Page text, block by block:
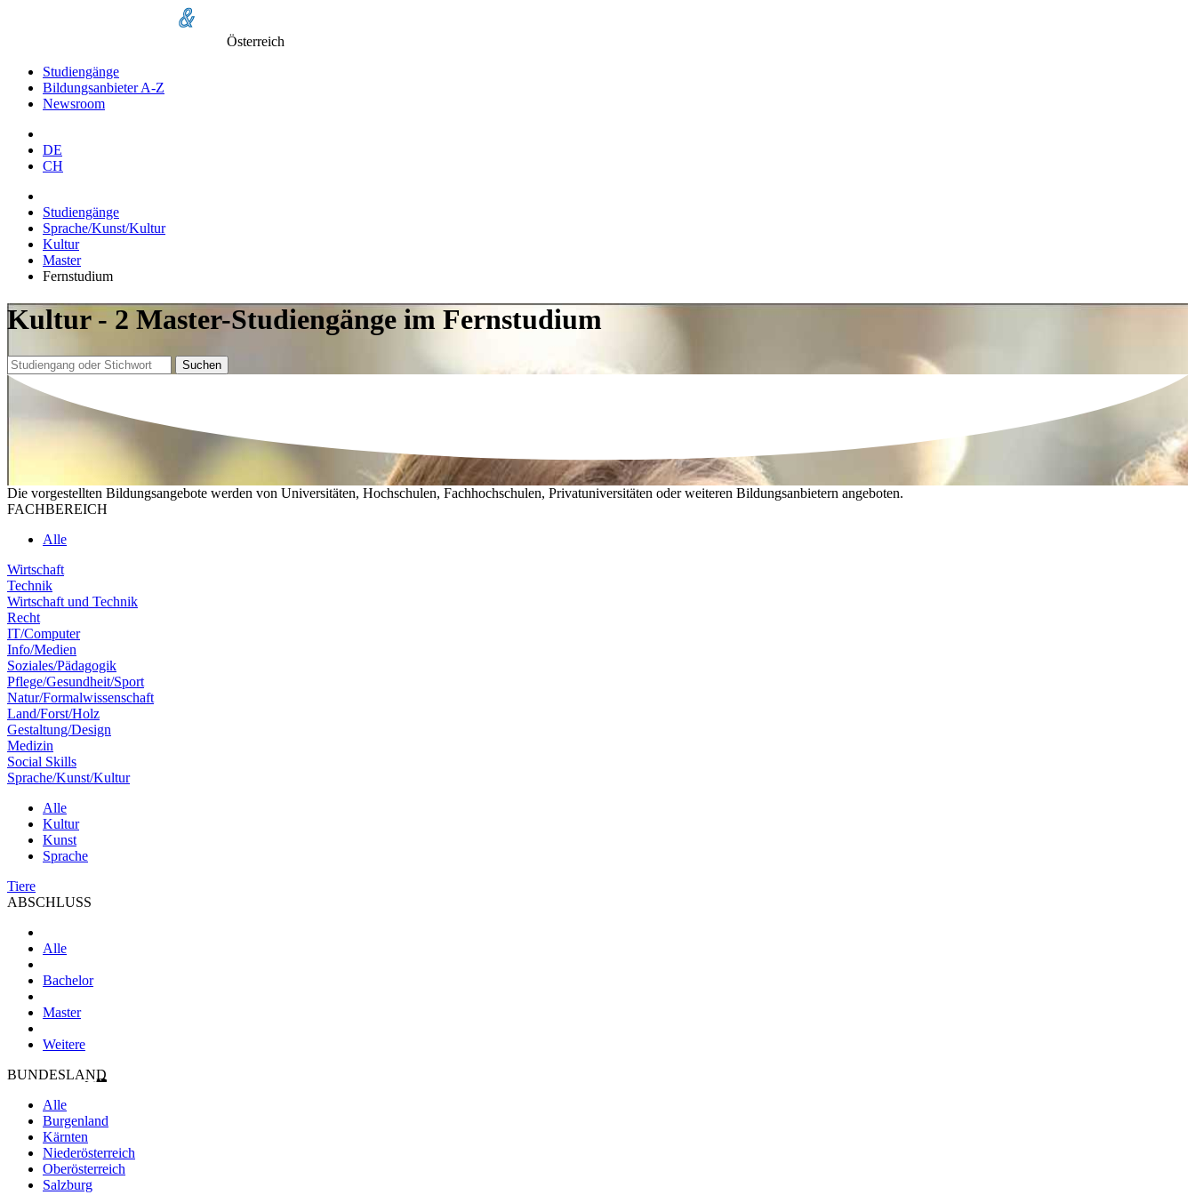
Österreich
Studiengänge
Bildungsanbieter A-Z
Newsroom
DE
CH
Studiengänge
Sprache/Kunst/Kultur
Kultur
Master
Fernstudium
Kultur - 2 Master-Studiengänge im Fernstudium
Suchen
Die vorgestellten Bildungsangebote werden von Universitäten, Hochschulen, Fachhochschulen, Privatuniversitäten oder weiteren Bildungsanbietern angeboten.
FACHBEREICH
Alle
Wirtschaft
Technik
Wirtschaft und Technik
Recht
IT/Computer
Info/Medien
Soziales/Pädagogik
Pflege/Gesundheit/Sport
Natur/Formalwissenschaft
Land/Forst/Holz
Gestaltung/Design
Medizin
Social Skills
Sprache/Kunst/Kultur
Alle
Kultur
Kunst
Sprache
Tiere
ABSCHLUSS
Alle
Bachelor
Master
Weitere
BUNDESLAND
Alle
Burgenland
Kärnten
Niederösterreich
Oberösterreich
Salzburg